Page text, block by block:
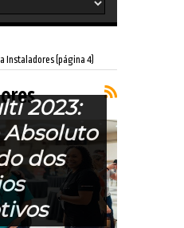
Instaladores (página 4)
2023:
Absoluto
dos